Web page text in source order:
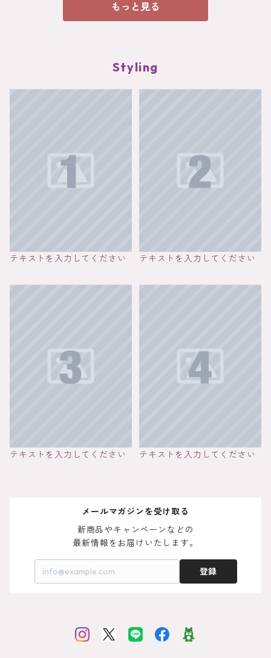
もっと見る
Styling
テキストを入力してください テキストを入力してください
テキストを入力してください テキストを入力してください
メールマガジンを受け取る
新商品やキャンペーンなどの
最新情報をお届けいたします。
登録